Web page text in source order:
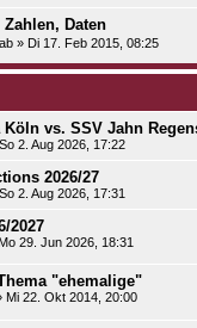
Daten
» Di 17. Feb 2015, 08:25
vs. SSV Jahn
So 2. Aug 2026, 17:22
2026/27
So 2. Aug 2026, 17:31
2027
Mo 29. Jun 2026, 18:31
"ehemalige"
Mi 22. Okt 2014, 20:00